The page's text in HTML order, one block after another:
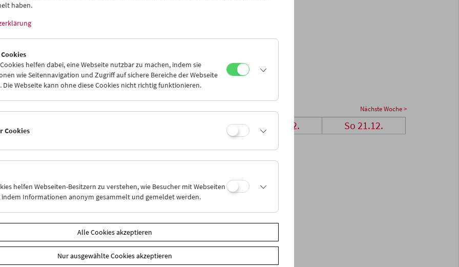
17 18
24 25
07
Nächste Woche >
Mi 17.12. Sa 20.12. So 21.12.
haben.
helfen dabei, eine Webseite nutzbar zu machen, indem sie
wie Seitennavigation und Zugriff auf sichere Bereiche der Webseite
Die Webseite kann ohne diese Cookies nicht richtig funktionieren.
Cookies
helfen Webseiten-Besitzern zu verstehen, wie Besucher mit Webseiten
indem Informationen anonym gesammelt und gemeldet werden.
Alle Cookies akzeptieren
Nur ausgewählte Cookies akzeptieren